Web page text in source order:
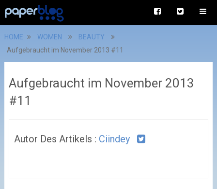
HOME WOMEN
BEAUTY
Aufgebraucht im November 2013 #11
Aufgebraucht im November 2013
#11
Autor Des Artikels : Ciindey